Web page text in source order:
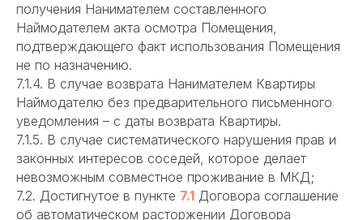
получения Нанимателем составленного
Наймодателем акта осмотра Помещения,
подтверждающего факт использования Помещения
не по назначению.
7.1.4. В случае возврата Нанимателем Квартиры
Наймодателю без предварительного письменного
уведомления – с даты возврата Квартиры.
7.1.5. В случае систематического нарушения прав и
законных интересов соседей, которое делает
невозможным совместное проживание в МКД;
7.2. Достигнутое в пункте 7.1 Договора соглашение
об автоматическом расторжении Договора